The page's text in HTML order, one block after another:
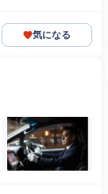
気になる